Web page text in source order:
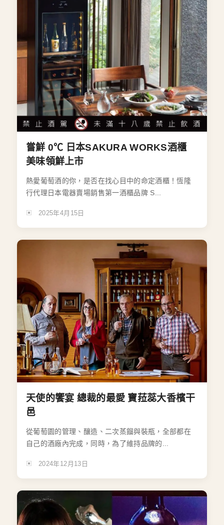
嘗鮮 0℃ 日本SAKURA WORKS酒櫃
美味領鮮上市
熱愛葡萄酒的你，是否在找心目中的命定酒櫃！恆隆
行代理日本電器賣場銷售第一酒櫃品牌 S...
2025年4月15日
天使的饗宴 總裁的最愛 寶菈蕊大香檳干
邑
從葡萄園的管理、釀造、二次蒸餾與裝瓶，全部都在
自己的酒廠內完成，同時，為了維持品牌的...
2024年12月13日